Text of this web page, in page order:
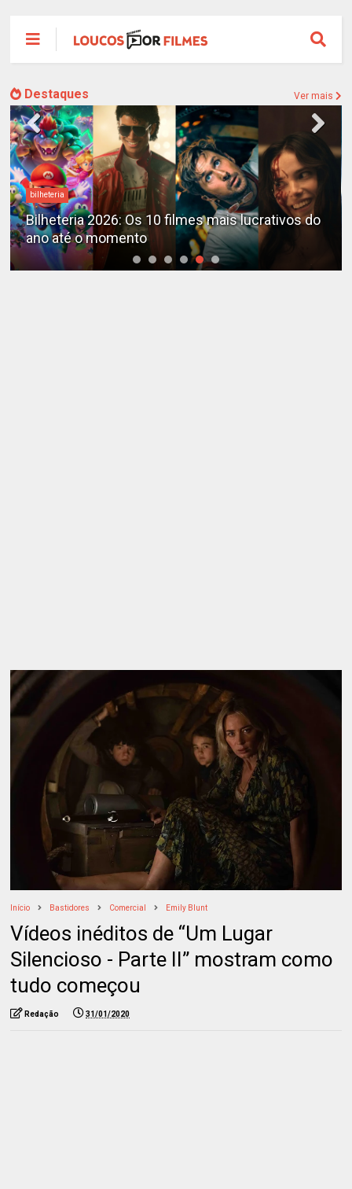
Destaques Ver mais
bilheteria
Bilheteria 2026: Os 10 filmes mais lucrativos do
ano até o momento
Início Bastidores Comercial Emily Blunt
Vídeos inéditos de “Um Lugar
Silencioso - Parte II” mostram como
tudo começou
Redação 31/01/2020